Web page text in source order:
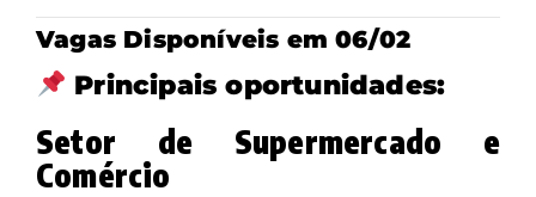
Vagas Disponíveis em 06/02
Principais oportunidades:
Setor de Supermercado e
Comércio